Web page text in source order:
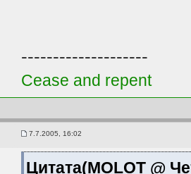
--------------------
Cease and repent
7.7.2005, 16:02
Цитата(MOLOT @